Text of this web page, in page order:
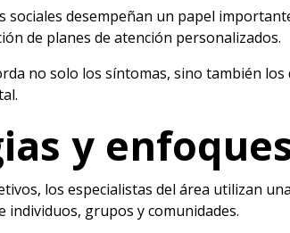
sociales desempeñan un papel
de planes de atención personalizados.
no solo los síntomas, sino también
y
los especialistas del área utilizan
individuos, grupos y comunidades.